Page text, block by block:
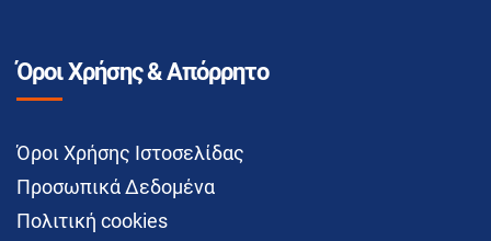
Όροι Χρήσης & Απόρρητο
Όροι Χρήσης Ιστοσελίδας
Προσωπικά Δεδομένα
Πολιτική cookies